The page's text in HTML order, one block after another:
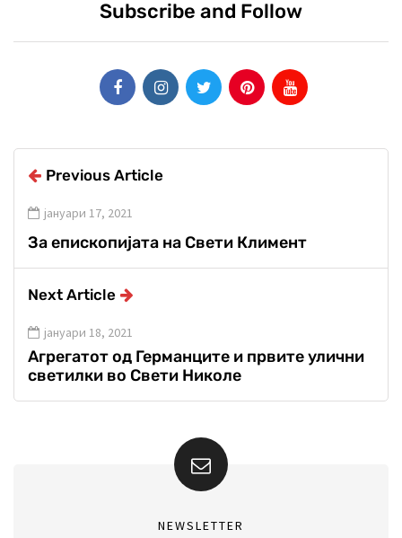
Subscribe and Follow
Previous Article
јануари 17, 2021
За епископијата на Свети Климент
Next Article
јануари 18, 2021
Агрегатот од Германците и првите улични
светилки во Свети Николе
NEWSLETTER